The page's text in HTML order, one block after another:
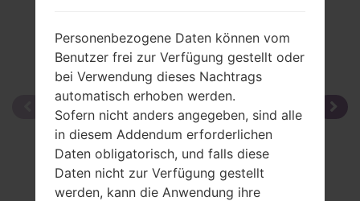
Personenbezogene Daten können vom
Benutzer frei zur Verfügung gestellt oder
bei Verwendung dieses Nachtrags
automatisch erhoben werden.
Sofern nicht anders angegeben, sind alle
in diesem Addendum erforderlichen
Daten obligatorisch, und falls diese
Daten nicht zur Verfügung gestellt
werden, kann die Anwendung ihre